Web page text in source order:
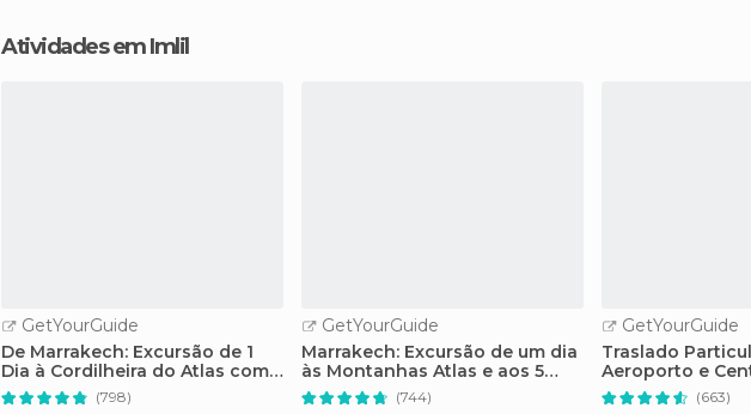
Atividades em Imlil
GetYourGuide
De Marrakech: Excursão de 1
Dia à Cordilheira do Atlas com
Passeio de Camelo
(798)
GetYourGuide
Marrakech: Excursão de um dia
às Montanhas Atlas e aos 5
Vales com almoço
(744)
GetYourGuide
Traslado
Aeroporto e
Marrakech (663)